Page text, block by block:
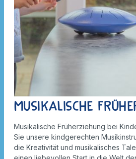
Musikalische
Musikalische Früherziehung bei
Sie unsere kindgerechten
die Kreativität und musikalisches